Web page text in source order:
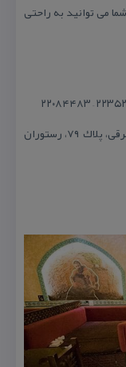
می توانید به راحتی
آدرس: سعادت آباد- چهارراه سرو، نبش شمال شرقی، پلاك ۷۹، رستوران